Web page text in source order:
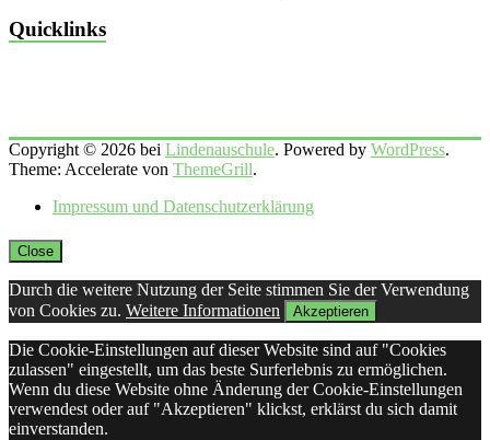
Quicklinks
Copyright © 2026 bei Lindenauschule. Powered by WordPress.
Theme: Accelerate von ThemeGrill.
Impressum und Datenschutzerklärung
Close
Durch die weitere Nutzung der Seite stimmen Sie der Verwendung
von Cookies zu. Weitere Informationen Akzeptieren
Die Cookie-Einstellungen auf dieser Website sind auf "Cookies
zulassen" eingestellt, um das beste Surferlebnis zu ermöglichen.
Wenn du diese Website ohne Änderung der Cookie-Einstellungen
verwendest oder auf "Akzeptieren" klickst, erklärst du sich damit
einverstanden.